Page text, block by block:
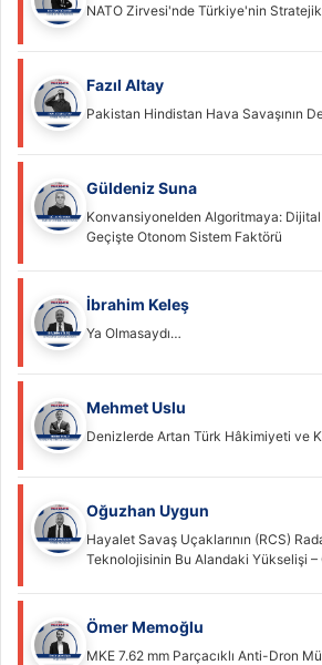
NATO Zirvesi'nde Türkiye'nin
Fazıl Altay
Pakistan Hindistan Hava Savaşının
Güldeniz Suna
Konvansiyonelden Algoritmaya:
Geçişte Otonom Sistem Faktörü
İbrahim Keleş
Ya Olmasaydı…
Mehmet Uslu
Denizlerde Artan Türk Hâkimiyeti ve
Oğuzhan Uygun
Hayalet Savaş Uçaklarının (RCS)
Teknolojisinin Bu Alandaki Yükselişi –
Ömer Memoğlu
MKE 7.62 mm Parçacıklı Anti-Dron